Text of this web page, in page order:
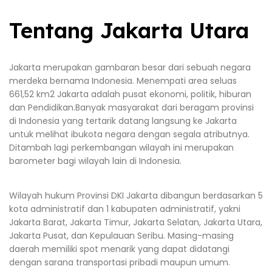
Tentang Jakarta Utara
Jakarta merupakan gambaran besar dari sebuah negara
merdeka bernama Indonesia. Menempati area seluas
661,52 km2 Jakarta adalah pusat ekonomi, politik, hiburan
dan Pendidikan.Banyak masyarakat dari beragam provinsi
di Indonesia yang tertarik datang langsung ke Jakarta
untuk melihat ibukota negara dengan segala atributnya.
Ditambah lagi perkembangan wilayah ini merupakan
barometer bagi wilayah lain di Indonesia.
Wilayah hukum Provinsi DKI Jakarta dibangun berdasarkan 5
kota administratif dan 1 kabupaten administratif, yakni
Jakarta Barat, Jakarta Timur, Jakarta Selatan, Jakarta Utara,
Jakarta Pusat, dan Kepulauan Seribu. Masing-masing
daerah memiliki spot menarik yang dapat didatangi
dengan sarana transportasi pribadi maupun umum.